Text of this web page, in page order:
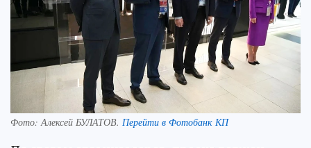
Фото:Алексей БУЛАТОВ. Перейти в Фотобанк КП